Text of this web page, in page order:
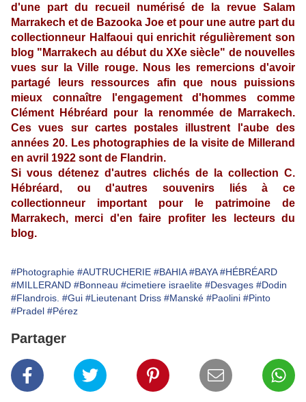
d'une part du recueil numérisé de la revue Salam
Marrakech et de Bazooka Joe et pour une autre part du
collectionneur Halfaoui qui enrichit régulièrement son
blog "Marrakech au début du XXe siècle" de nouvelles
vues sur la Ville rouge. Nous les remercions d'avoir
partagé leurs ressources afin que nous puissions
mieux connaître l'engagement d'hommes comme
Clément Hébréard pour la renommée de Marrakech.
Ces vues sur cartes postales illustrent l'aube des
années 20. Les photographies de la visite de Millerand
en avril 1922 sont de Flandrin.
Si vous détenez d'autres clichés de la collection C.
Hébréard, ou d'autres souvenirs liés à ce
collectionneur important pour le patrimoine de
Marrakech, merci d'en faire profiter les lecteurs du
blog.
#Photographie #AUTRUCHERIE #BAHIA #BAYA #HÉBRÉARD
#MILLERAND #Bonneau #cimetiere israelite #Desvages #Dodin
#Flandrois. #Gui #Lieutenant Driss #Manské #Paolini #Pinto
#Pradel #Pérez
Partager